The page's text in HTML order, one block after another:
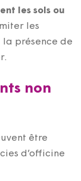
les sols ou
les
la présence de
non
être
d’officine